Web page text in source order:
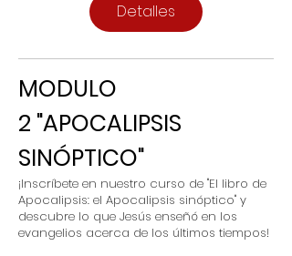
Detalles
MODULO
2 "APOCALIPSIS
SINÓPTICO"
¡Inscríbete en nuestro curso de "El libro de
Apocalipsis: el Apocalipsis sinóptico" y
descubre lo que Jesús enseñó en los
evangelios acerca de los últimos tiempos!